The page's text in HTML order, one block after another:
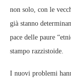
non solo, con le
già stanno
pace delle paure
stampo razzistoide.
I nuovi problemi